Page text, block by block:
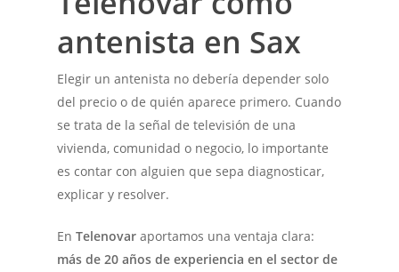
antenista en Sax
Elegir un antenista no debería depender solo
del precio o de quién aparece primero. Cuando
se trata de la señal de televisión de una
vivienda, comunidad o negocio, lo importante
es contar con alguien que sepa diagnosticar,
explicar y resolver.
EnTelenovar aportamos una ventaja clara:
más de 20 años de experiencia en el sector de